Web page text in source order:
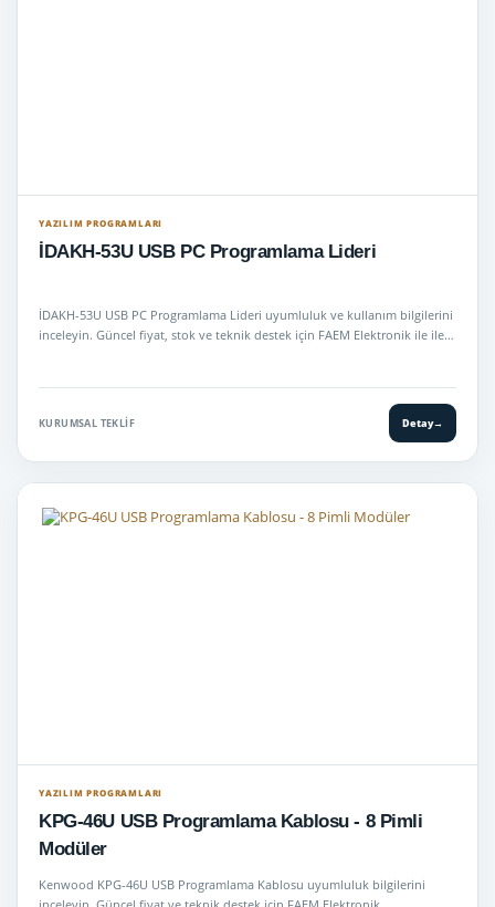
YAZILIM PROGRAMLARI
İDAKH-53U USB PC Programlama Lideri
İDAKH-53U USB PC Programlama Lideri uyumluluk ve kullanım bilgilerini
inceleyin. Güncel fiyat, stok ve teknik destek için FAEM Elektronik ile ile…
KURUMSAL TEKLIF Detay→
YAZILIM PROGRAMLARI
KPG-46U USB Programlama Kablosu - 8 Pimli
Modüler
Kenwood KPG-46U USB Programlama Kablosu uyumluluk bilgilerini